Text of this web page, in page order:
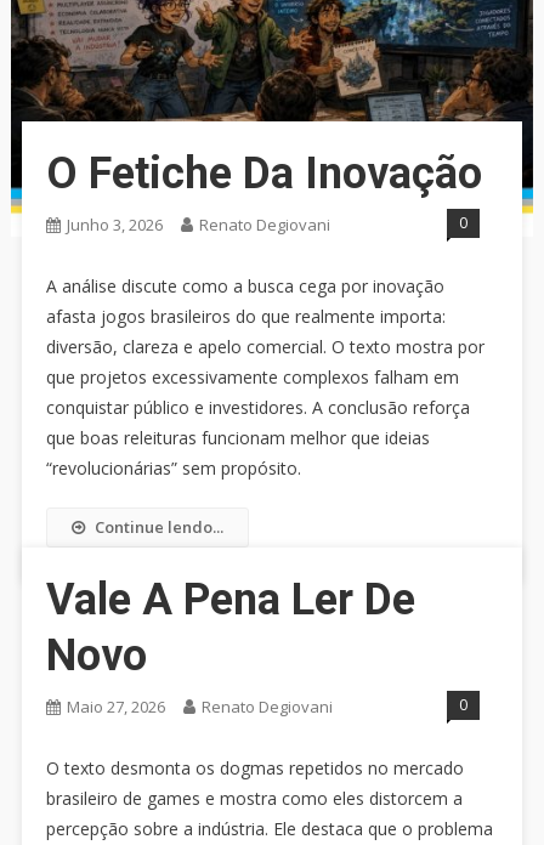
O Fetiche Da Inovação
Junho 3, 2026 Renato Degiovani 0
A análise discute como a busca cega por inovação
afasta jogos brasileiros do que realmente importa:
diversão, clareza e apelo comercial. O texto mostra por
que projetos excessivamente complexos falham em
conquistar público e investidores. A conclusão reforça
que boas releituras funcionam melhor que ideias
“revolucionárias” sem propósito.
Continue lendo...
Vale A Pena Ler De
Novo
Maio 27, 2026 Renato Degiovani 0
O texto desmonta os dogmas repetidos no mercado
brasileiro de games e mostra como eles distorcem a
percepção sobre a indústria. Ele destaca que o problema